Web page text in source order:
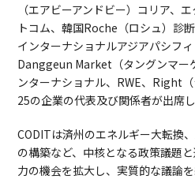
（エアビーアンドビー）コリア、
トコム、韓国Roche（ロシュ）診断
インターナショナルアジアパシフィ
Danggeun Market（タングンマー
ンターナショナル、RWE、Right
25の企業の代表及び関係者が出席し
CODITは済州のエネルギー大転換
の構築など、中核となる政策議題
力の機会を拡大し、実質的な議論